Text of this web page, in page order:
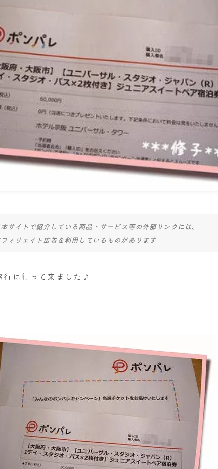
サイトで紹介している商品・サービス等の外部リンクには、
フィリエイト広告を利用しているものがあります
に行って来ました♪